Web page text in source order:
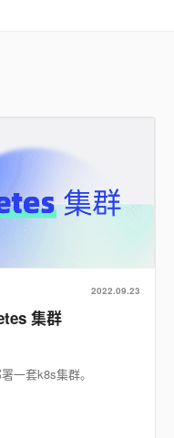
2022.09.23
集群
一套k8s集群。